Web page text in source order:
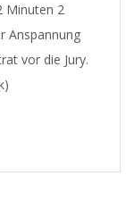
Minuten 2
Anspannung
vor die Jury.